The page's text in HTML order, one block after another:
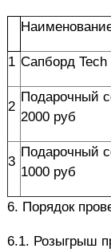
1 Сапборд Tech
2
Подарочный
2000 руб
3
Подарочный
1000 руб
6. Порядок
6.1. Розыгрыш